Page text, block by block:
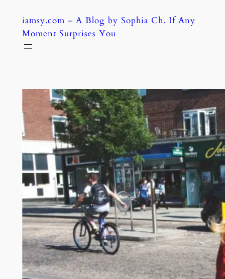
content
iamsy.com – A Blog by Sophia Ch. If Any
Moment Surprises You